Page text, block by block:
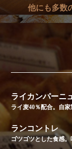
他にも多数
ライカンパーニ
ライ麦40％配合。自
ランコントレ
ゴツゴツとした食感